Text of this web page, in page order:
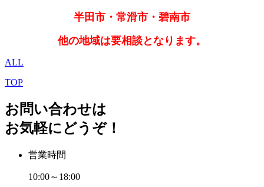
半田市・常滑市・碧南市
他の地域は要相談となります。
ALL
TOP
お問い合わせは
お気軽にどうぞ！
営業時間
10:00～18:00